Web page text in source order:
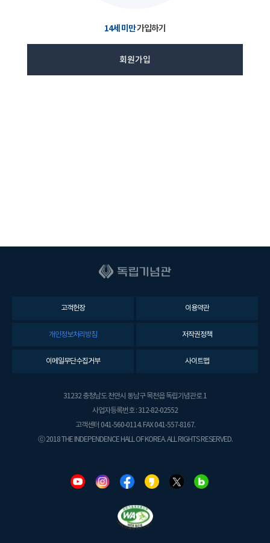
14세 미만가입하기
회원가입
고객헌장 이용약관
개인정보처리방침 저작권정책
이메일무단수집거부 사이트맵
31232 충청남도 천안시 동남구 목천읍 독립기념관로 1
사업자등록번호 : 312-82-02552
고객센터 041-560-0114. FAX 041-557-8167.
ⓒ 2018 THE INDEPENDENCE HALL OF KOREA. ALL RIGHTS RESERVED.